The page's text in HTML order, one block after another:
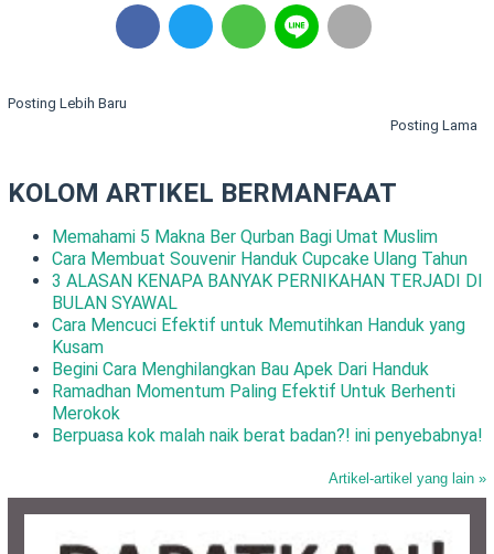
Posting Lebih Baru
Posting Lama
KOLOM ARTIKEL BERMANFAAT
Memahami 5 Makna Ber Qurban Bagi Umat Muslim
Cara Membuat Souvenir Handuk Cupcake Ulang Tahun
3 ALASAN KENAPA BANYAK PERNIKAHAN TERJADI DI
BULAN SYAWAL
Cara Mencuci Efektif untuk Memutihkan Handuk yang
Kusam
Begini Cara Menghilangkan Bau Apek Dari Handuk
Ramadhan Momentum Paling Efektif Untuk Berhenti
Merokok
Berpuasa kok malah naik berat badan?! ini penyebabnya!
Artikel-artikel yang lain »